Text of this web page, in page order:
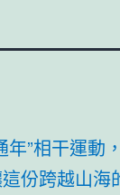
年”相干運動
份跨越山海